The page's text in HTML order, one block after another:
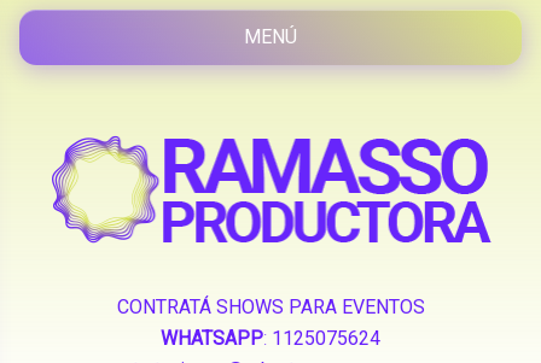
CONTRATÁ SHOWS PARA EVENTOS
WHATSAPP: 1125075624